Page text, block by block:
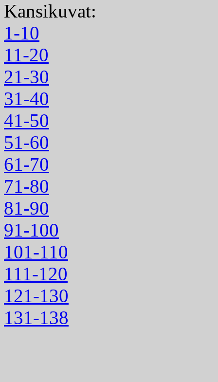
Kansikuvat:
1-10
11-20
21-30
31-40
41-50
51-60
61-70
71-80
81-90
91-100
101-110
111-120
121-130
131-138